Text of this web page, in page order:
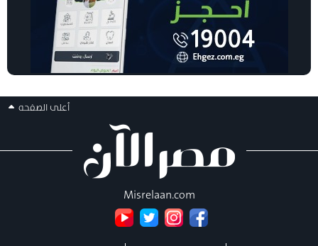
أعلى الصفحه
Misrelaan.com